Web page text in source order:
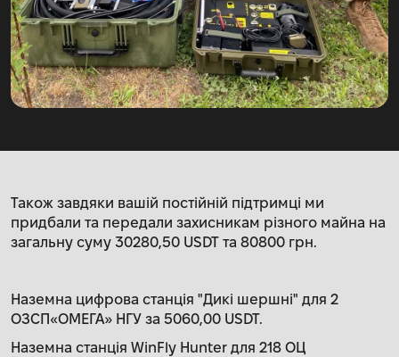
Також завдяки вашій постійній підтримці ми
придбали та передали захисникам різного майна на
загальну суму 30280,50 USDT та 80800 грн.
Наземна цифрова станція "Дикі шершні" для 2
ОЗСП«ОМЕГА» НГУ за 5060,00 USDT.
Наземна станція WinFly Hunter для 218 ОЦ